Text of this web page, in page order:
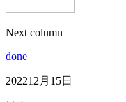
Next column
done
202212月 15日